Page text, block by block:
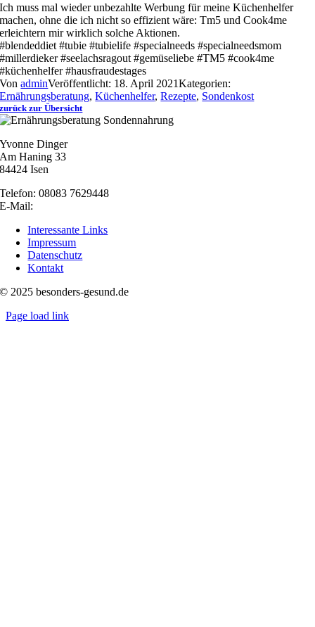
Ich muss mal wieder unbezahlte Werbung für meine Küchenhelfer
machen, ohne die ich nicht so effizient wäre: Tm5 und Cook4me
erleichtern mir wirklich solche Aktionen.
#blendeddiet #tubie #tubielife #specialneeds #specialneedsmom
#millerdieker #seelachsragout #gemüseliebe #TM5 #cook4me
#küchenhelfer #hausfraudestages
VonadminVeröffentlicht: 18. April 2021Kategorien:
Ernährungsberatung,Küchenhelfer,Rezepte, Sondenkost
zurück zur Übersicht
Yvonne Dinger
Am Haning 33
84424 Isen
Telefon: 08083 7629448
E-Mail:
Interessante Links
Impressum
Datenschutz
Kontakt
© 2025 besonders-gesund.de
Page load link